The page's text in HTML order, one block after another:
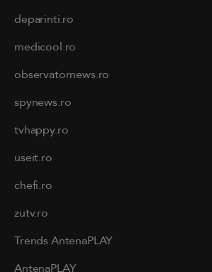
deparinti.ro
medicool.ro
observatornews.ro
spynews.ro
tvhappy.ro
useit.ro
chefi.ro
zutv.ro
Trends AntenaPLAY
AntenaPLAY